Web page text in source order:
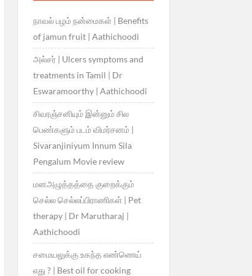
நாவல் பழம் நன்மைகள் | Benefits
of jamun fruit | Aathichoodi
அல்சர் | Ulcers symptoms and
treatments in Tamil | Dr
Eswaramoorthy | Aathichoodi
சிவரஞ்சனியும் இன்னும் சில
பெண்களும் படம் விமர்சனம் |
Sivaranjiniyum Innum Sila
Pengalum Movie review
மனஅழுத்தத்தை குறைக்கும்
செல்ல செல்லப்பிராணிகள் | Pet
therapy | Dr Marutharaj |
Aathichoodi
சமையலுக்கு உகந்த எண்ணெய்
எது ? | Best oil for cooking